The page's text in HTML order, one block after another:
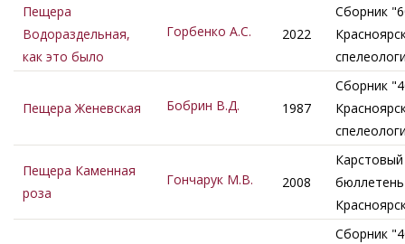
Пещера
Водораздельная,
как это было
Горбенко А.С. 2022
Сборник
Пещера Женевская Бобрин В.Д. 1987
Сборник
Пещера Каменная
роза
Гончарук М.В. 2008
Карстовый
Сборник